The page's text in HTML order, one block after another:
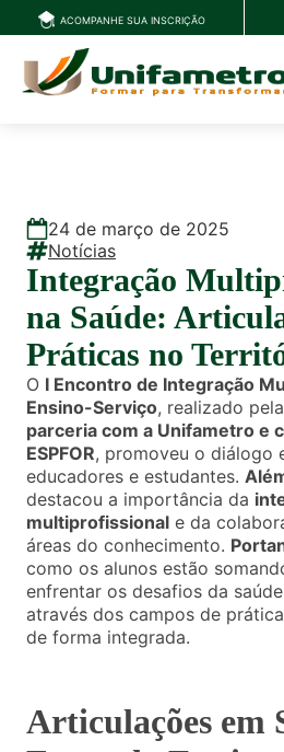
ACOMPANHE SUA INSCRIÇÃO
24 de março de 2025
Notícias
Integração
na Saúde:
Práticas no
O I Encontro de Integração
Ensino-Serviço, realizado pela
parceria com a Unifametro e
ESPFOR, promoveu o diálogo
educadores e estudantes.
destacou a importância da
multiprofissional e da
áreas do conhecimento.
como os alunos estão
enfrentar os desafios da
através dos campos de
de forma integrada.
Articulações em